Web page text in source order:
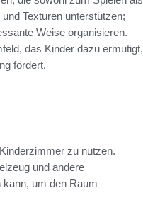
Texturen unterstützen;
Weise organisieren.
das Kinder dazu ermutigt,
fördert.
zu nutzen.
und andere
um den Raum